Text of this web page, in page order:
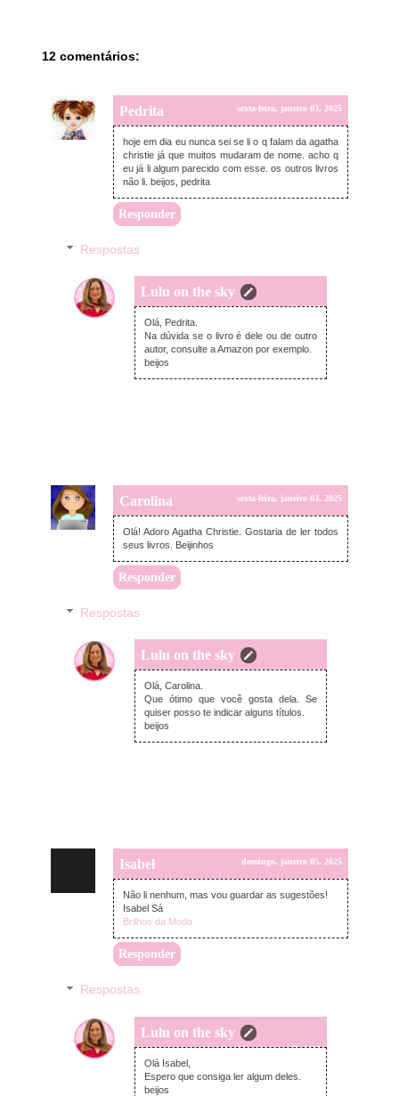
12 comentários:
Pedrita sexta-feira, janeiro 03, 2025
hoje em dia eu nunca sei se li o q falam da agatha
christie já que muitos mudaram de nome. acho q
eu já li algum parecido com esse. os outros livros
não li. beijos, pedrita
Responder
Respostas
Lulu on the sky
domingo, janeiro 05, 2025
Olá, Pedrita.
Na dúvida se o livro é dele ou de outro
autor, consulte a Amazon por exemplo.
beijos
Carolina sexta-feira, janeiro 03, 2025
Olá! Adoro Agatha Christie. Gostaria de ler todos
seus livros. Beijinhos
Responder
Respostas
Lulu on the sky
domingo, janeiro 05, 2025
Olá, Carolina.
Que ótimo que você gosta dela. Se
quiser posso te indicar alguns títulos.
beijos
Isabel domingo, janeiro 05, 2025
Não li nenhum, mas vou guardar as sugestões!
Isabel Sá
Brilhos da Moda
Responder
Respostas
Lulu on the sky
sexta-feira, janeiro 17, 2025
Olá Isabel,
Espero que consiga ler algum deles.
beijos